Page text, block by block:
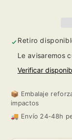
2024
Retiro
Le avisaremos
Verificar
📦 Embalaje
impactos
🚚 Envío 24-48h